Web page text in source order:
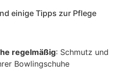
einige Tipps zur Pflege
regelmäßig: Schmutz und
Bowlingschuhe